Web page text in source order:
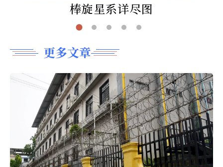
棒旋星系详尽图
更多文章